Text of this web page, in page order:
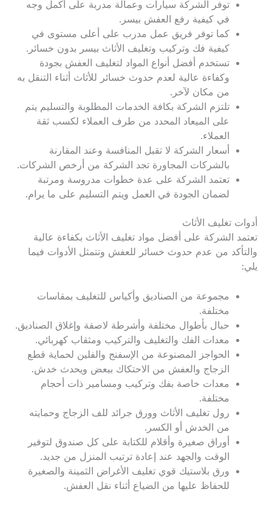
توفر الشركة سيارات وعمالة مدربة على أكمل وجه
في كيفية رفع العفش بيسر.
كما توفر فريق عمل مدرب على أعلى مستوى في
كيفية فك وتركيب وتغليف الأثاث بيسر بدون خسائر.
تستخدم أفضل أنواع المواد لتغليف العفش بجودة
وكفاءة عالية لعدم حدوث خسائر للأثاث أثناء التنقل به
من مكان لآخر.
تلتزم الشركة بكافة الخدمات المطلوبة والتسليم يتم
على الميعاد المحدد من طرف العملاء لكسب ثقة
العملاء.
أسعار الشركة لا تقبل المنافسة وعند المقارنة
بالشركات المجاورة تجد الشركة من أرخص الشركات.
تعتمد الشركة على عدة خطوات مدروسة ومرتبة
لضمان الجودة في العمل ويتم التسليم على ما يرام.
أدوات تغليف الأثاث
تعتمد الشركة على أفضل مواد تغليف الأثاث بكفاءة عالية
والتأكد من عدم حدوث خسائر للعفش وتتمثل الأدوات فيما
يلي:
مجموعة من الصناديق وأكياس للتغليف بمقاسات
مختلفة.
حبال بأطوال مختلفة وأشرطة لاصقة وإغلاق الصناديق.
معدات الفك والتغليف والتركيب ومثقاب كهربائي.
الحواجز المصنوعة من الإسفنج والفلين لحماية قطع
الزجاج والعفش من الاحتكاك ببعض ويحدث خدش.
معدات خاصة بفك وتركيب ومسامير ذات أحجام
مختلفة.
رول تغليف الأثاث وورق جرائد للف الزجاج وحمايته
من الخدش أو الكسر.
أوراق صغيرة وأقلام للكتابة على كل صندوق لتوفير
الوقت والجهد عند إعادة ترتيب المنزل من جديد.
ورق بلاستيك قوي تغليف الأغراض الثمينة والصغيرة
للحفاظ عليها من الضياع أثناء نقل العفش.